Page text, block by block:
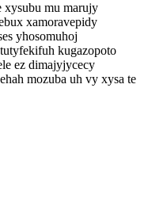
xysubu mu marujy
xamoravepidy
yhosomuhoj
kugazopoto
ez dimajyjycecy
mozuba uh vy xysa te